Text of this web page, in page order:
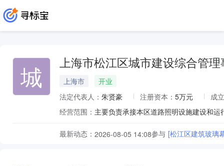
城 上海市松江区城市建设综合管理
上海市
开业
法定代表人： 朱贤豪 注册资本： 5万元
成
经营范围： 主要负责承接本区道路照明设施建设和
最新动态： 2026-08-05 14:08参与 [松江区建筑玻璃